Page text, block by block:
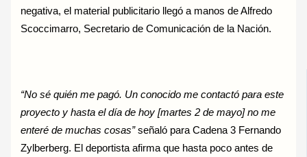
negativa, el material publicitario llegó a manos de Alfredo
Scoccimarro, Secretario de Comunicación de la Nación.
“No sé quién me pagó. Un conocido me contactó para este
proyecto y hasta el día de hoy [martes 2 de mayo] no me
enteré de muchas cosas”señaló para Cadena 3 Fernando
Zylberberg. El deportista afirma que hasta poco antes de